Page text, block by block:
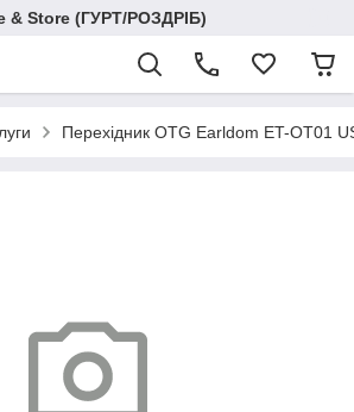
& Store (ГУРТ/РОЗДРІБ)
Перехідник OTG Earldom ET-OT01